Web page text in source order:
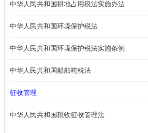
中华人民共和国耕地占用税法实施办法
中华人民共和国环境保护税法
中华人民共和国环境保护税法实施条例
中华人民共和国船舶吨税法
征收管理
中华人民共和国税收征收管理法